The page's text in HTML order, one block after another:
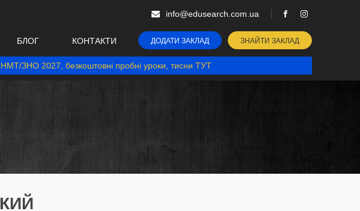
info@edusearch.com.ua
БЛОГ КОНТАКТИ ДОДАТИ ЗАКЛАД ЗНАЙТИ ЗАКЛАД
НМТ/ЗНО 2027, безкоштовні пробні уроки, тисни ТУТ